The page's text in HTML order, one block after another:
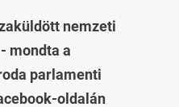
nemzeti
mondta a
parlamenti
oldalán